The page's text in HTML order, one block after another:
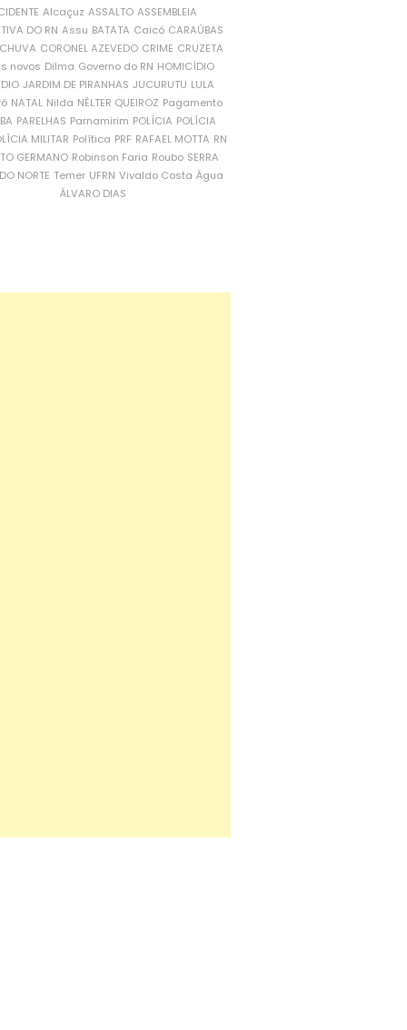
Alcaçuz ASSALTO ASSEMBLEIA
DO RN Assu BATATA Caicó CARAÚBAS
CORONEL AZEVEDO CRIME CRUZETA
novos Dilma Governo do RN HOMICÍDIO
JARDIM DE PIRANHAS JUCURUTU LULA
NATAL Nilda NÉLTER QUEIROZ Pagamento
PARELHAS Parnamirim POLÍCIA POLÍCIA
MILITAR Política PRF RAFAEL MOTTA RN
GERMANO Robinson Faria Roubo SERRA
NORTE Temer UFRN Vivaldo Costa Água
ÁLVARO DIAS